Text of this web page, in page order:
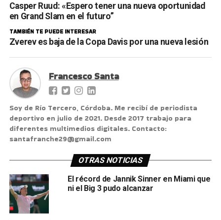
Casper Ruud: «Espero tener una nueva oportunidad
en Grand Slam en el futuro”
TAMBIÉN TE PUEDE INTERESAR
Zverev es baja de la Copa Davis por una nueva lesión
Francesco Santa
Soy de Río Tercero, Córdoba. Me recibí de periodista
deportivo en julio de 2021. Desde 2017 trabajo para
diferentes multimedios digitales. Contacto:
santafranche29@gmail.com
OTRAS NOTICIAS
El récord de Jannik Sinner en Miami que
ni el Big 3 pudo alcanzar